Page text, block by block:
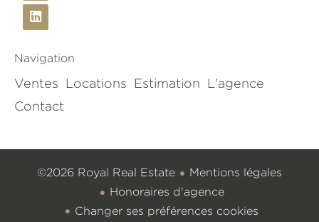
Navigation
Ventes Locations Estimation
L'agence
Contact
©2026 Royal Real Estate
Mentions légales
Honoraires d'agence
Changer ses préférences cookies